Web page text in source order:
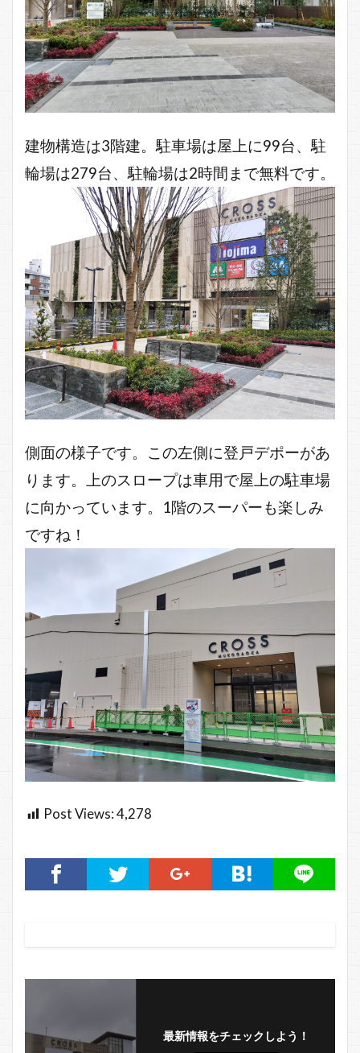
建物構造は3階建。駐車場は屋上に99台、駐
輪場は279台、駐輪場は2時間まで無料です。
側面の様子です。この左側に登戸デポーがあ
ります。上のスロープは車用で屋上の駐車場
に向かっています。1階のスーパーも楽しみ
ですね！
Post Views:4,278
最新情報をチェックしよう！